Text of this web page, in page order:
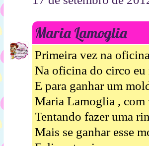
Maria Lamoglia
Primeira vez na
Na oficina do circo eu
E para ganhar um
Maria Lamoglia , com
Tentando fazer uma
Mais se ganhar esse